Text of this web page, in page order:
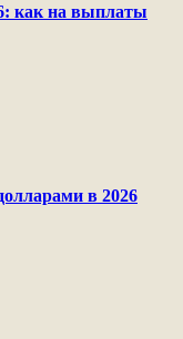
как на выплаты
в 2026